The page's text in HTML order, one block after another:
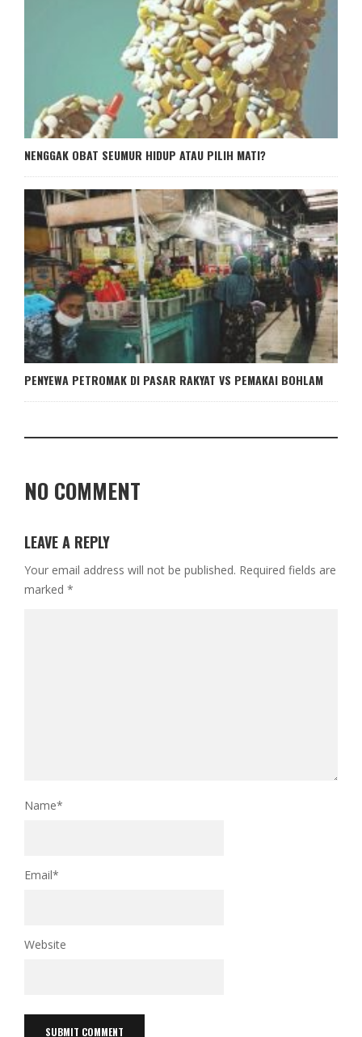
NENGGAK OBAT SEUMUR HIDUP ATAU PILIH MATI?
PENYEWA PETROMAK DI PASAR RAKYAT VS PEMAKAI BOHLAM
NO COMMENT
LEAVE A REPLY
Your email address will not be published. Required fields are
marked *
Name*
Email*
Website